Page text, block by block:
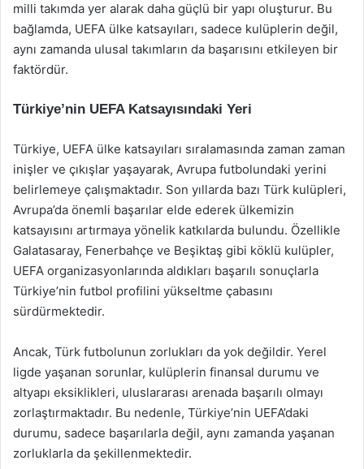
milli takımda yer alarak daha güçlü bir yapı oluşturur. Bu
bağlamda, UEFA ülke katsayıları, sadece kulüplerin değil,
aynı zamanda ulusal takımların da başarısını etkileyen bir
faktördür.
Türkiye’nin UEFA Katsayısındaki Yeri
Türkiye, UEFA ülke katsayıları sıralamasında zaman zaman
inişler ve çıkışlar yaşayarak, Avrupa futbolundaki yerini
belirlemeye çalışmaktadır. Son yıllarda bazı Türk kulüpleri,
Avrupa’da önemli başarılar elde ederek ülkemizin
katsayısını artırmaya yönelik katkılarda bulundu. Özellikle
Galatasaray, Fenerbahçe ve Beşiktaş gibi köklü kulüpler,
UEFA organizasyonlarında aldıkları başarılı sonuçlarla
Türkiye’nin futbol profilini yükseltme çabasını
sürdürmektedir.
Ancak, Türk futbolunun zorlukları da yok değildir. Yerel
ligde yaşanan sorunlar, kulüplerin finansal durumu ve
altyapı eksiklikleri, uluslararası arenada başarılı olmayı
zorlaştırmaktadır. Bu nedenle, Türkiye’nin UEFA’daki
durumu, sadece başarılarla değil, aynı zamanda yaşanan
zorluklarla da şekillenmektedir.